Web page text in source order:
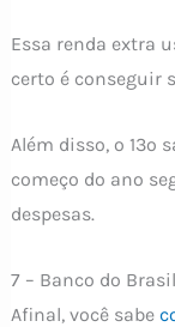
Essa renda extra
certo é conseguir
Além disso, o 13º
começo do ano
despesas.
7 – Banco do
Afinal, você sabe